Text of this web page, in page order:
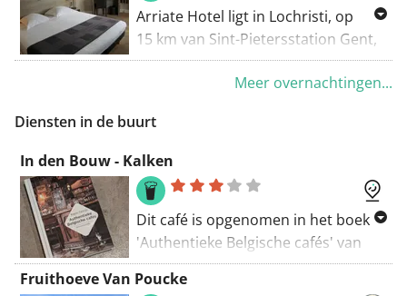
familiekamers.
Arriate Hotel ligt in Lochristi, op
15 km van Sint-Pietersstation Gent,
en biedt accommodatie met een
gemeenschappelijke lounge, gratis
en een bar. Dit 3-sterrenhotel biedt
gratis WiFi en een bagageopslag.
Meer overnachtingen...
Diensten in de buurt
In den Bouw - Kalken
Dit café is opgenomen in het boek
'Authentieke Belgische cafés' van
Regula Ysewijn.
Fruithoeve Van Poucke